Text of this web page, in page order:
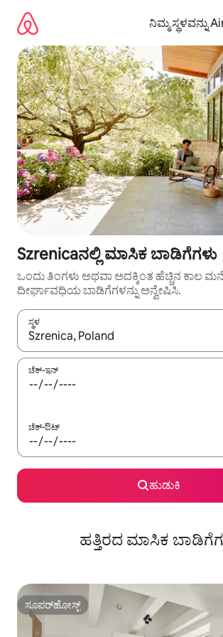
ಹೋಗಿ
ನಿಮ್ಮ ಸ್ಥಳವನ್ನು
Szrenicaನಲ್ಲಿ ಮಾಸಿಕ ಬಾಡಿಗೆಗಳು
ಒಂದು ತಿಂಗಳು ಅಥವಾ ಅದಕ್ಕಿಂತ ಹೆಚ್ಚಿನ ಕಾಲ
ದೀರ್ಘಾವಧಿಯ ಬಾಡಿಗೆಗಳನ್ನು ಅನ್ವೇಷಿಸಿ.
ಸ್ಥಳ
ಫಲಿತಾಂಶಗಳು ಲಭ್ಯವಿರುವಾಗ, ಅಪ್ ಮತ್ತು ಡೌನ್
ಚೆಕ್-ಇನ್
ಚೆಕ್-ಔಟ್
ಹುಡುಕಿ
ಹತ್ತಿರದ ಮಾಸಿಕ
ಸೂಪರ್‌ಹೋಸ್ಟ್
ಸೂಪರ್‌ಹೋಸ್ಟ್